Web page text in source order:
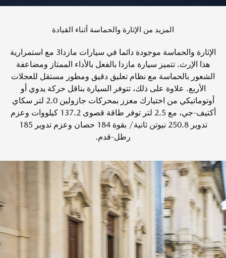
المزيد من الإثارة والحماسة أثناء القيادة
الإثارة والحماسة موجودة دائما في سيارات مازدا3 مع استمرارية
هذا الإرث. تتميز سيارة مازدا بالفعل بالأداء الممتاز ومضاعفة
الشعور بالحماسة مع نظام تعليق دقيق ومطور مستقل للعجلات
الأربع. علاوة على ذلك، تتوفر السيارة بناقل حركة يدوي أو
أوتوماتيكي من اختيارك معزز بمحركات جازولين 2.0 لتر سكاي
أكتيف-جي، مع 2.5 لتر توفر طاقة قصوى 137.2 كيلووات وعزم
تدوير 250.8 نيوتن ثانية/ بقوة 184 حصان وعزم تدوير 185
رطل-قدم.